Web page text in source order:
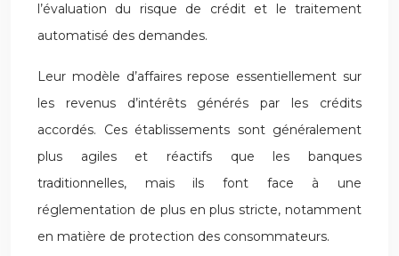
l’évaluation du risque de crédit et le traitement
automatisé des demandes.
Leur modèle d’affaires repose essentiellement sur
les revenus d’intérêts générés par les crédits
accordés. Ces établissements sont généralement
plus agiles et réactifs que les banques
traditionnelles, mais ils font face à une
réglementation de plus en plus stricte, notamment
en matière de protection des consommateurs.